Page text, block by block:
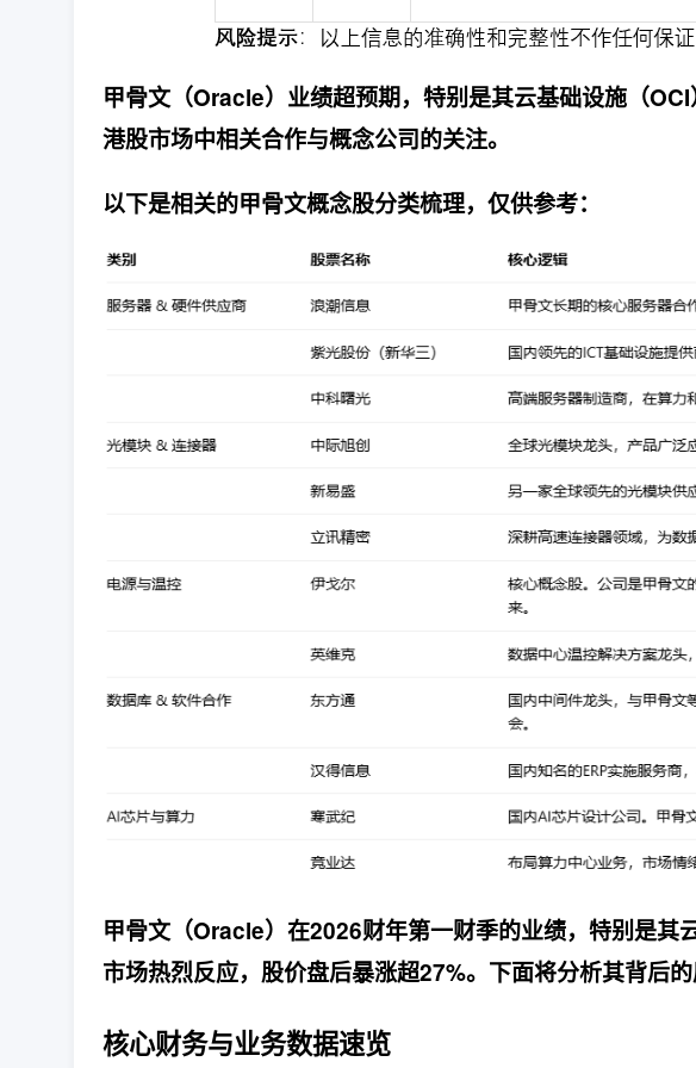
甲骨文（Oracle）业绩超预期，特别是其云基础设施（
港股市场中相关合作与概念公司的关注。
以下是相关的甲骨文概念股分类梳理，仅供参考：
甲骨文（Oracle）在2026财年第一财季的业绩，特别是其
市场热烈反应，股价盘后暴涨超27%。下面将分析其背后
核心财务与业务数据速览